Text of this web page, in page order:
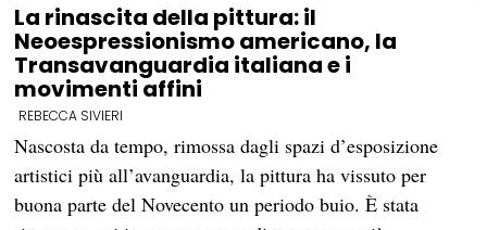
La rinascita della pittura: il
Neoespressionismo americano, la
Transavanguardia italiana e i
movimenti affini
REBECCA SIVIERI
Nascosta da tempo, rimossa dagli spazi d’esposizione
artistici più all’avanguardia, la pittura ha vissuto per
buona parte del Novecento un periodo buio. È stata